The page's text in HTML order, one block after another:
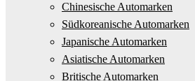
Chinesische Automarken
Südkoreanische Automarken
Japanische Automarken
Asiatische Automarken
Britische Automarken